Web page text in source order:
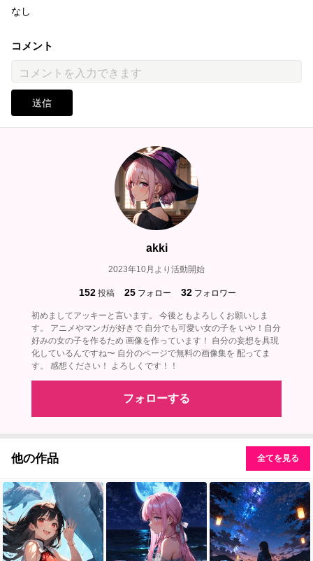
なし
コメント
送信
akki
2023年10月より活動開始
152 投稿 25 フォロー 32 フォロワー
初めましてアッキーと言います。 今後ともよろしくお願いしま
す。 アニメやマンガが好きで 自分でも可愛い女の子を いや！自分
好みの女の子を作るため 画像を作っています！ 自分の妄想を具現
化しているんですね〜 自分のページで無料の画像集を 配ってま
す。 感想ください！ よろしくです！！
フォローする
他の作品 全てを見る